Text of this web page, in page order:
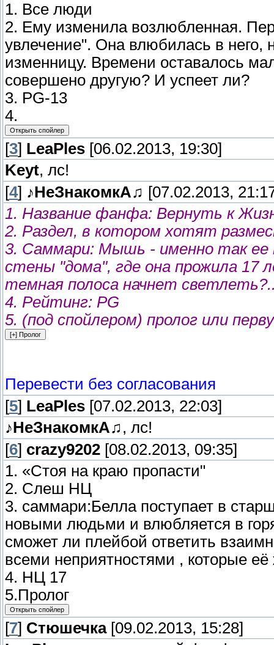
1. Все люди
2. Ему изменила возлюбленная.
увлечение". Она влюбилась в него,
изменницу. Времени оставалось
совершено другую? И успеет ли?
3. PG-13
4.
[3] LeaPles [06.02.2013, 19:30]
Keyt, лс!
[4] ♪НеЗнакомкА♫ [07.02.2013,
1. Название фанфа: Вернуть к
2. Раздел, в котором хотят
3. Саммари: Мышь - именно так ее
стены "дома", где она прожила 17
темная полоса начнет
4. Рейтинг: PG
5. (под спойлером) пролог или
Перевести без согласования
[5] LeaPles [07.02.2013, 22:03]
♪НеЗнакомкА♫ , лс!
[6] crazy9202 [08.02.2013, 09:35]
1. «Стоя на краю пропасти"
2. Слеш НЦ
3. саммари:Белла поступает в
новыми людьми и влюбляется в
сможет ли плейбой ответить
всеми неприятностями , которые
4. НЦ 17
5.Пролог
[7] Стюшечка[09.02.2013, 15:28]